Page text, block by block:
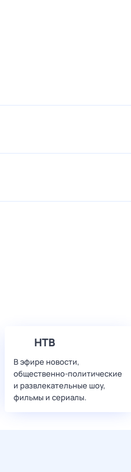
НТВ
В эфире новости,
общественно-политические
и развлекательные шоу,
фильмы и сериалы.